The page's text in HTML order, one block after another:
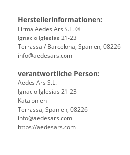
Herstellerinformationen:
Firma Aedes Ars S.L. ®
Ignacio Iglesias 21-23
Terrassa / Barcelona, Spanien, 08226
info@aedesars.com
verantwortliche Person:
Aedes Ars S.L.
Ignacio Iglesias 21-23
Katalonien
Terrassa, Spanien, 08226
info@aedesars.com
https://aedesars.com